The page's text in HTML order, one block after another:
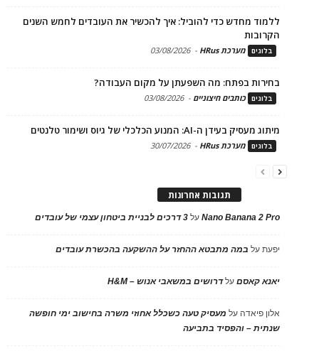
ללמוד מחדש כדי להוביל: איך להכשיר את העובדים לחמש השנים
הקרובות
בלוגים מערכת HRus -
03/08/2026
בחירות בפתח: מה השפעתן על מקום העבודה?
בלוגים כותבים חיצוניים -
03/08/2026
מיתוג מעסיק בעידן ה-AI: המנוע הכלכלי של גיוס ושימור טלנטים
בלוגים מערכת HRus -
30/07/2026
תגובות אחרונות
Nano Banana 2 Proעל 3 דרכים לבניית ביטחון עצמי של עובדים
יפעתעל במה מתבטא ההחזר על ההשקעה בהכשרת עובדים
יאנא קאסםעלדרושים במשאבי אנוש – H&M
אלון פיאדה על מעסיק טעה כשכלל אחוזי משרה בחישוב ימי חופשה
שנתית – והפסיד בתביעה